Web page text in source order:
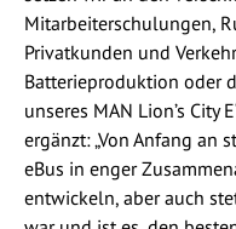
Mitarbeiterschulungen,
Privatkunden und
Batterieproduktion oder
unseres MAN Lion’s City
ergänzt: „Von Anfang an
eBus in enger
entwickeln, aber auch